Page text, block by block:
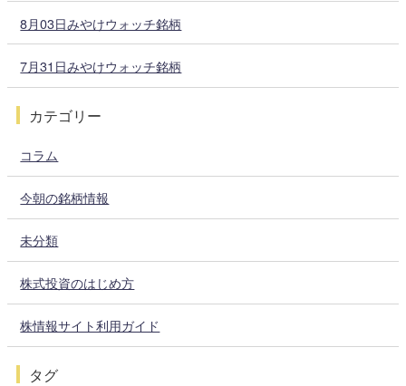
8月03日みやけウォッチ銘柄
7月31日みやけウォッチ銘柄
カテゴリー
コラム
今朝の銘柄情報
未分類
株式投資のはじめ方
株情報サイト利用ガイド
タグ